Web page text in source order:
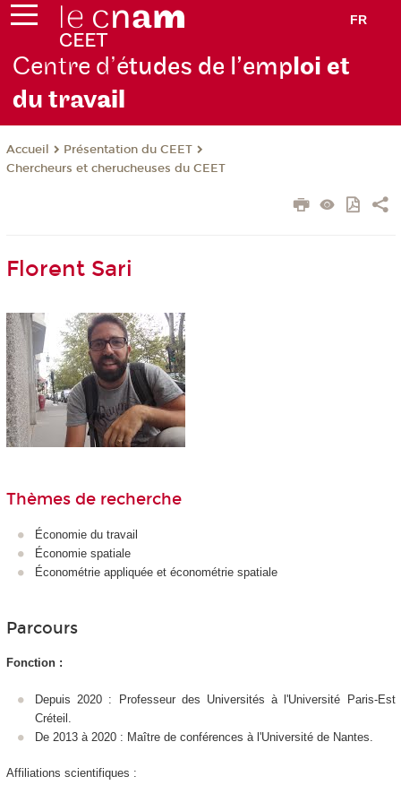
FR
Centre d’études de l’emploi et
du travail
Accueil
Présentation du CEET
Chercheurs et cherucheuses du CEET
Florent Sari
Thèmes de recherche
Économie du travail
Économie spatiale
Économétrie appliquée et économétrie spatiale
Parcours
Fonction :
Depuis 2020 : Professeur des Universités à l'Université Paris-Est
Créteil.
De 2013 à 2020 : Maître de conférences à l'Université de Nantes.
Affiliations scientifiques :